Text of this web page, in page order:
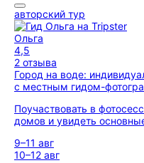
авторский тур
Ольга
4,5
2 отзыва
Город на воде:
с местным гидом-
Поучаствовать в
домов и увидеть
9–11 авг
10–12 авг